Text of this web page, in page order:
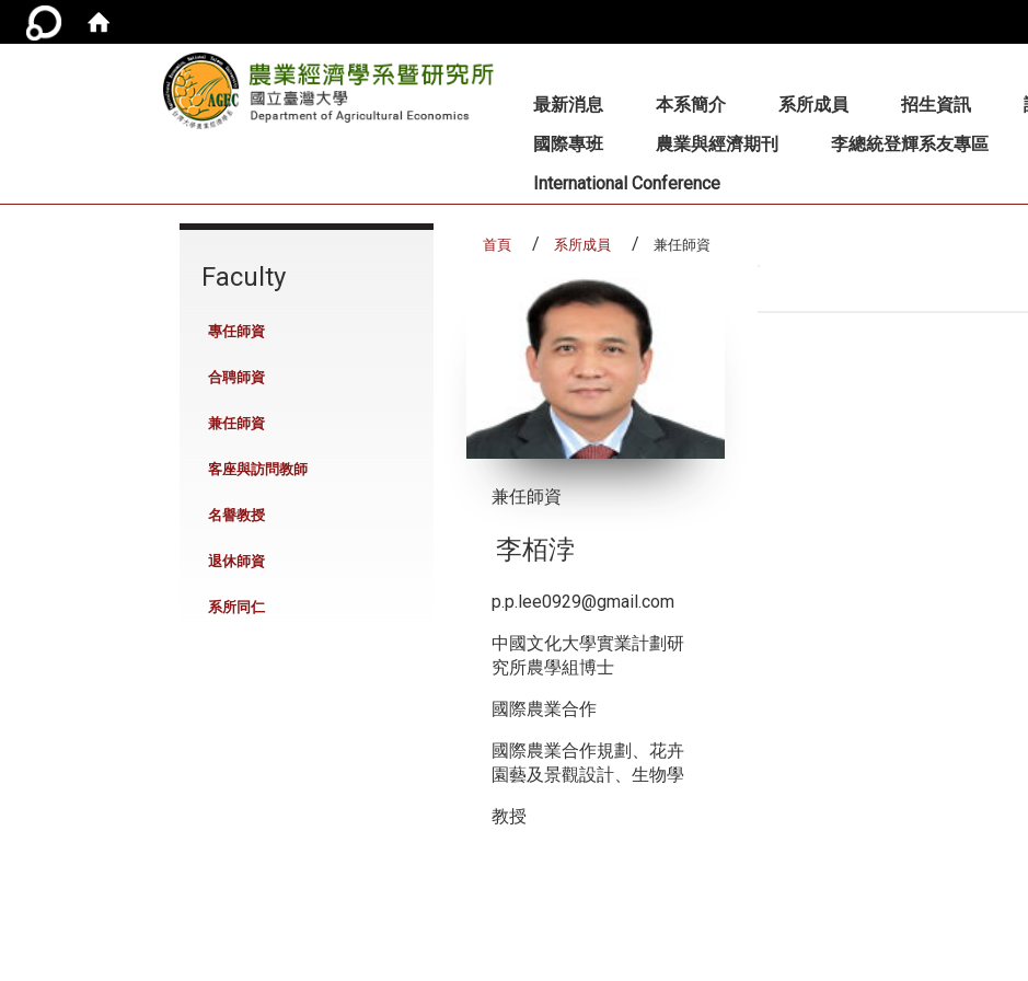
最新消息 本系簡介 系所成員 招生資訊
國際專班
農業與經濟期刊 李總統登輝系友專區
International Conference
Faculty
專任師資
合聘師資
兼任師資
客座與訪問教師
名譽教授
退休師資
系所同仁
首頁 系所成員 兼任師資
兼任師資
李栢浡
p.p.lee0929@gmail.com
中國文化大學實業計劃研
究所農學組博士
國際農業合作
國際農業合作規劃、花卉
園藝及景觀設計、生物學
教授